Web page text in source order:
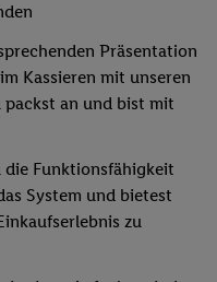
Präsentation
Kassieren mit unseren
packst an und bist mit
die Funktionsfähigkeit
System und bietest
zu